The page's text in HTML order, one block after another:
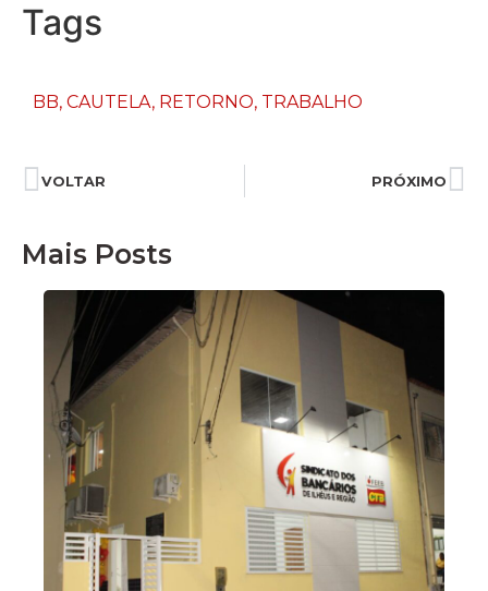
Tags
BB, CAUTELA, RETORNO, TRABALHO
VOLTAR PRÓXIMO
Mais Posts